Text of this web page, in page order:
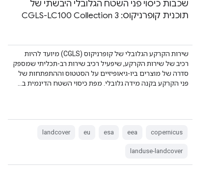
שכבות כיסוי פני השטח הגלובלי היבשתי של
תוכנית קופרניקוס: CGLS-LC100 Collection 3
שירות הקרקע הגלובלי של קופרניקוס (CGLS) מיועד להיות
רכיב של שירות הקרקע, שיפעיל רכיב שירות רב-תכליתי שמספק
סדרה של מוצרים ביו-גיאופיזיים על הסטטוס וההתפתחות של
פני הקרקע בקנה מידה גלובלי. מפת כיסוי השטח הדינמית ב…
copernicus
eea
esa
eu
landcover
landuse-landcover